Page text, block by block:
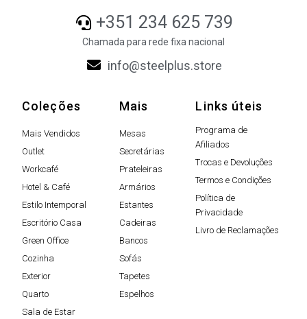
+351 234 625 739
Chamada para rede fixa nacional
info@steelplus.store
Coleções
Mais Vendidos
Outlet
Workcafé
Hotel & Café
Estilo Intemporal
Escritório Casa
Green Office
Cozinha
Exterior
Quarto
Sala de Estar
Mais
Mesas
Secretárias
Prateleiras
Armários
Estantes
Cadeiras
Bancos
Sofás
Tapetes
Espelhos
Links úteis
Programa de
Afiliados
Trocas e Devoluções
Termos e Condições
Política de
Privacidade
Livro de Reclamações